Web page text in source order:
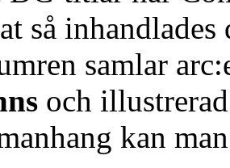
så inhandlades
samlar
och
kan